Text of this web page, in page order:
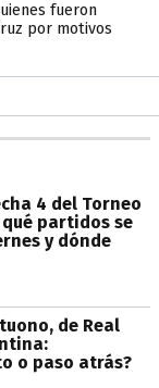
fueron
por motivos
4 del Torneo
qué partidos se
y dónde
de Real
o paso atrás?